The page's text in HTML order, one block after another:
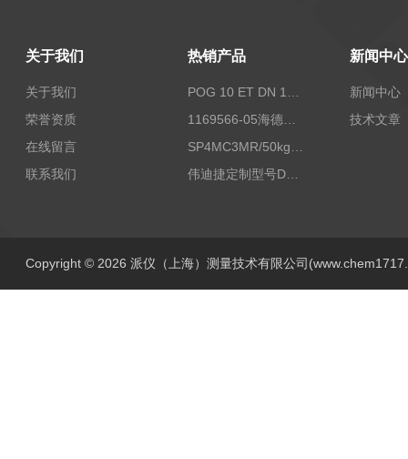
关于我们
关于我们
荣誉资质
在线留言
联系我们
热销产品
1169566-05海德汉西门子编码器现货
伟迪捷定制型号DHM506-5000-002
新闻中心
新闻中心
技术文章
Copyright © 2026 派仪（上海）测量技术有限公司